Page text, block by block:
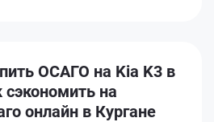
ОСАГО на Kia K3 в
сэкономить на
онлайн в Кургане